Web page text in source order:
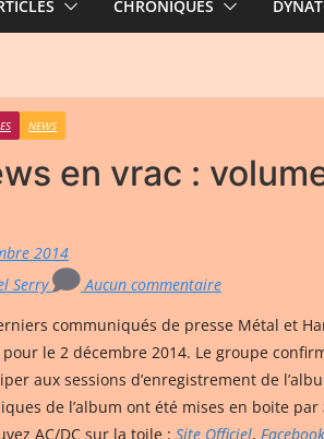
CHRONIQUES
NEWS
en vrac :
2014
Serry
Aucun commentaire
communiqués de presse Métal et
pour le 2 décembre 2014. Le groupe
aux sessions d’enregistrement de
de l’album ont été mises en boite par
AC/DC sur la toile : Site Officiel, Facebook